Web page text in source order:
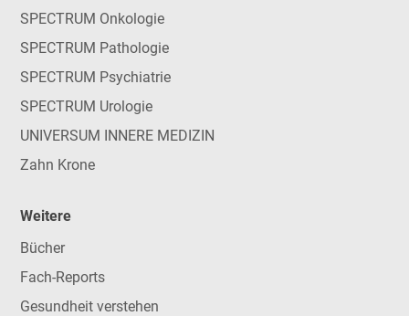
SPECTRUM Onkologie
SPECTRUM Pathologie
SPECTRUM Psychiatrie
SPECTRUM Urologie
UNIVERSUM INNERE MEDIZIN
Zahn Krone
Weitere
Bücher
Fach-Reports
Gesundheit verstehen